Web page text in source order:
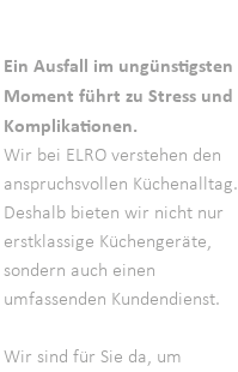
Ein Ausfall im ungünstigsten
Moment führt zu Stress und
Komplikationen.
Wir bei ELRO verstehen den
anspruchsvollen Küchenalltag.
Deshalb bieten wir nicht nur
erstklassige Küchengeräte,
sondern auch einen
umfassenden Kundendienst.
Wir sind für Sie da, um